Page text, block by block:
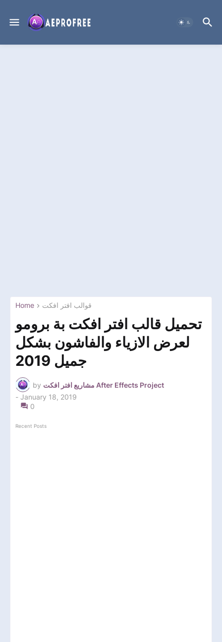
Home قوالب افتر افكت
تحميل قالب افتر افكت بة برومو
لعرض الازياء والفاشون بشكل
جميل 2019
by
مشاريع افتر افكت After Effects Project
- January 18, 2019
0
Recent Posts